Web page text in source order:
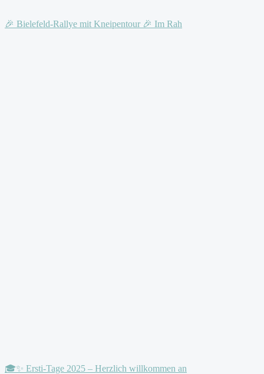
🎉 Bielefeld-Rallye mit Kneipentour 🎉 Im Rah
🎓✨ Ersti-Tage 2025 – Herzlich willkommen an